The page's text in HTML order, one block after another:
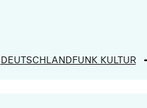
DEUTSCHLANDFUNK KULTUR